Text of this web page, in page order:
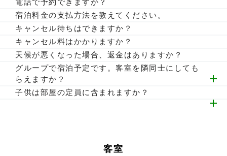
電話で予約できますか？
お電話でもご予約可能です。
宿泊料金の支払方法を教えてください。
現地での精算の場合、現金・PayPay、クレジットカードが
ご利用可能です。クレジットカード（VISA・MasterCard・
AMERICAN EXPRESS・JCB・Diners）をご利用いただけ
ます。
予約時のオンライン決済や、客室でのスマート精算も可能で
す（一部の曜日限定）
キャンセル待ちはできますか？
可能です。キャンセル待ち専用フォームからお申込みくださ
い。
https://www.pure-cottages.jp/waitinglist/?
c_plan_id=831&plan_id=8947&room_id=3657
キャンセル料はかかりますか？
当日：宿泊料金の８０％／前日 ：宿泊料金の２０％／９日
前から２日前まで：宿泊料金の１０％
※ご連絡なくご利用がない場合：１００％
※宿泊プランや日毎に、別途キャンセルポリシーが設定され
ている場合があります。
天候が悪くなった場合、返金はありますか？
返金対応はいたしかねます。ご了承くださいませ。
グループで宿泊予定です。客室を隣同士にしても
らえますか？
可能です。お電話でお気軽にお問い合わせください。
子供は部屋の定員に含まれますか？
3歳以上のお子様は、食事・寝具の有無にかかわらず、お部
客室